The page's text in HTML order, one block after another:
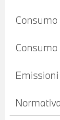
Consumo
Emissioni